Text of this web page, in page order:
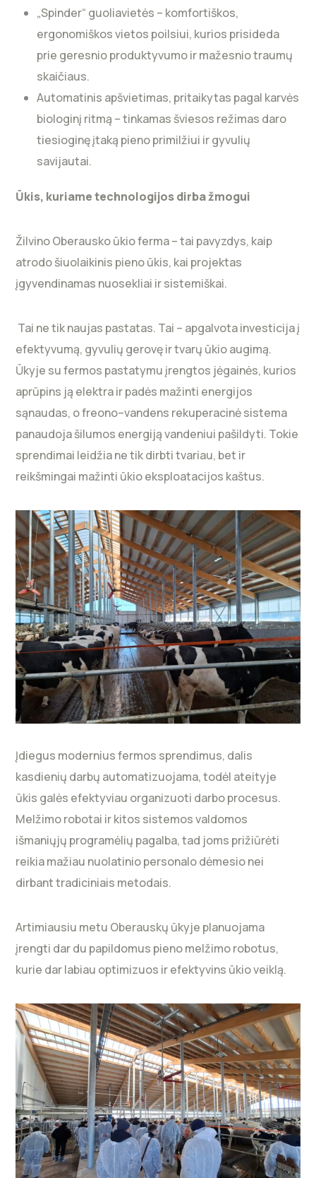
„Spinder“ guoliavietės – komfortiškos,
ergonomiškos vietos poilsiui, kurios prisideda
prie geresnio produktyvumo ir mažesnio traumų
skaičiaus.
Automatinis apšvietimas, pritaikytas pagal karvės
biologinį ritmą – tinkamas šviesos režimas daro
tiesioginę įtaką pieno primilžiui ir gyvulių
savijautai.
Ūkis, kuriame technologijos dirba žmogui
Žilvino Oberausko ūkio ferma – tai pavyzdys, kaip
atrodo šiuolaikinis pieno ūkis, kai projektas
įgyvendinamas nuosekliai ir sistemiškai.
Tai ne tik naujas pastatas. Tai – apgalvota investicija į
efektyvumą, gyvulių gerovę ir tvarų ūkio augimą.
Ūkyje su fermos pastatymu įrengtos jėgainės, kurios
aprūpins ją elektra ir padės mažinti energijos
sąnaudas, o freono–vandens rekuperacinė sistema
panaudoja šilumos energiją vandeniui pašildyti. Tokie
sprendimai leidžia ne tik dirbti tvariau, bet ir
reikšmingai mažinti ūkio eksploatacijos kaštus.
Įdiegus modernius fermos sprendimus, dalis
kasdienių darbų automatizuojama, todėl ateityje
ūkis galės efektyviau organizuoti darbo procesus.
Melžimo robotai ir kitos sistemos valdomos
išmaniųjų programėlių pagalba, tad joms prižiūrėti
reikia mažiau nuolatinio personalo dėmesio nei
dirbant tradiciniais metodais.
Artimiausiu metu Oberauskų ūkyje planuojama
įrengti dar du papildomus pieno melžimo robotus,
kurie dar labiau optimizuos ir efektyvins ūkio veiklą.